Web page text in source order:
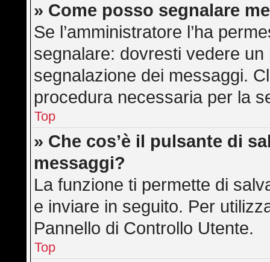
» Come posso segnalare
Se l’amministratore l’ha
segnalare: dovresti vedere
segnalazione dei messaggi.
procedura necessaria per la
Top
» Che cos’è il pulsante di
messaggi?
La funzione ti permette di
e inviare in seguito. Per
Pannello di Controllo Utente.
Top